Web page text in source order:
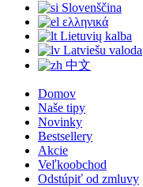
Slovenščina
ελληνικά
Lietuvių kalba
Latviešu valoda
中文
Domov
Naše tipy
Novinky
Bestsellery
Akcie
Veľkoobchod
Odstúpiť od zmluvy